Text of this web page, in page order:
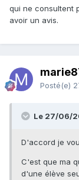
qui ne consultent
avoir un avis.
Posté(e)
Le 27/06/
D'accord je
C'est que ma
d'une élève